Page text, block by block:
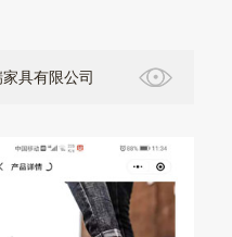
具有限公司